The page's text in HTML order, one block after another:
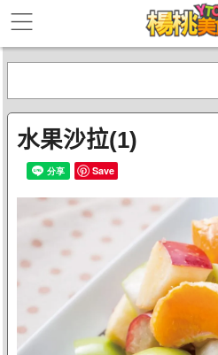
水果沙拉(1)
Save